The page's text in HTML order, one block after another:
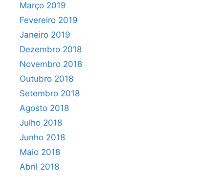
Março 2019
Fevereiro 2019
Janeiro 2019
Dezembro 2018
Novembro 2018
Outubro 2018
Setembro 2018
Agosto 2018
Julho 2018
Junho 2018
Maio 2018
Abril 2018